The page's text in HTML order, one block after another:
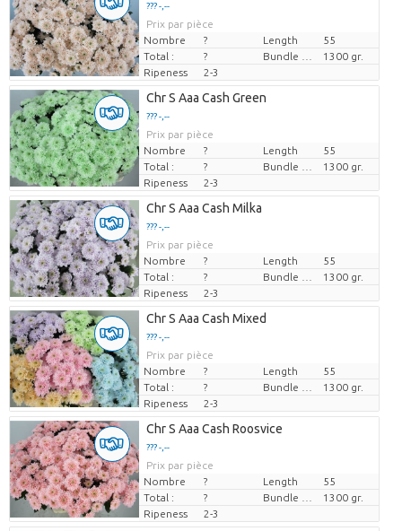
??? -,--
Prix par pièce
Nombre
? Length
55
Total :
?
1300 gr.
Ripeness
2-3
Chr S Aaa Cash Green
??? -,--
Prix par pièce
Nombre
? Length
55
Total :
?
1300 gr.
Ripeness
2-3
Chr S Aaa Cash Milka
??? -,--
Prix par pièce
Nombre
? Length
55
Total :
?
1300 gr.
Ripeness
2-3
Chr S Aaa Cash Mixed
??? -,--
Prix par pièce
Nombre
? Length
55
Total :
?
1300 gr.
Ripeness
2-3
Chr S Aaa Cash Roosvice
??? -,--
Prix par pièce
Nombre
? Length
55
Total :
?
1300 gr.
Ripeness
2-3